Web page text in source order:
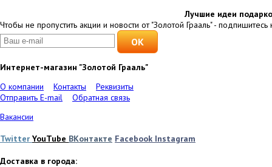
Лучшие идеи
Чтобы не пропустить акции и новости от "Золотой Грааль" - подпишитесь
Интернет-магазин "Золотой Грааль"
О компании
Контакты
Реквизиты
Отправить E-mail
Обратная связь
Вакансии
Twitter YouTube ВКонтакте Facebook Instagram
Доставка в города: